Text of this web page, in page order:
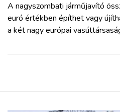
A nagyszombati járműjavító
euró értékben építhet vagy
a két nagy európai